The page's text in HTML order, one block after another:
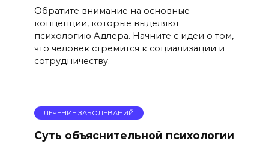
Обратите внимание на основные
концепции, которые выделяют
психологию Адлера. Начните с идеи о том,
что человек стремится к социализации и
сотрудничеству.
ЛЕЧЕНИЕ ЗАБОЛЕВАНИЙ
Суть объяснительной психологии